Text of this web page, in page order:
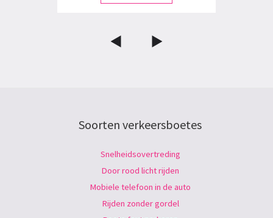
Soorten verkeersboetes
Snelheidsovertreding
Door rood licht rijden
Mobiele telefoon in de auto
Rijden zonder gordel